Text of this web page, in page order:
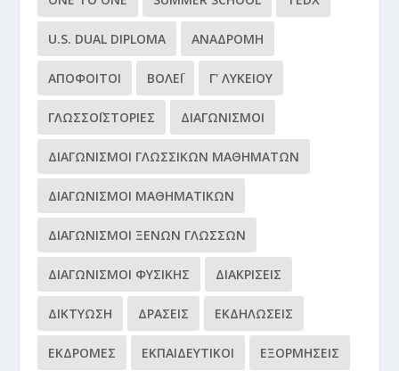
U.S. DUAL DIPLOMA ΑΝΑΔΡΟΜΉ
ΑΠΌΦΟΙΤΟΙ ΒΌΛΕΪ Γ' ΛΥΚΕΊΟΥ
ΓΛΩΣΣΟΪΣΤΟΡΊΕΣ ΔΙΑΓΩΝΙΣΜΟΊ
ΔΙΑΓΩΝΙΣΜΟΊ ΓΛΩΣΣΙΚΏΝ ΜΑΘΗΜΆΤΩΝ
ΔΙΑΓΩΝΙΣΜΟΊ ΜΑΘΗΜΑΤΙΚΏΝ
ΔΙΑΓΩΝΙΣΜΟΊ ΞΈΝΩΝ ΓΛΩΣΣΏΝ
ΔΙΑΓΩΝΙΣΜΟΊ ΦΥΣΙΚΉΣ ΔΙΑΚΡΊΣΕΙΣ
ΔΙΚΤΎΩΣΗ ΔΡΆΣΕΙΣ ΕΚΔΗΛΏΣΕΙΣ
ΕΚΔΡΟΜΈΣ ΕΚΠΑΙΔΕΥΤΙΚΟΊ ΕΞΟΡΜΉΣΕΙΣ